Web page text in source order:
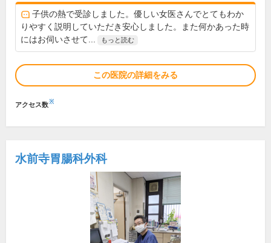
子供の熱で受診しました。優しい女医さんでとてもわか
りやすく説明していただき安心しました。また何かあった時
にはお伺いさせて...
もっと読む
この医院の詳細をみる
アクセス数※
水前寺胃腸科外科